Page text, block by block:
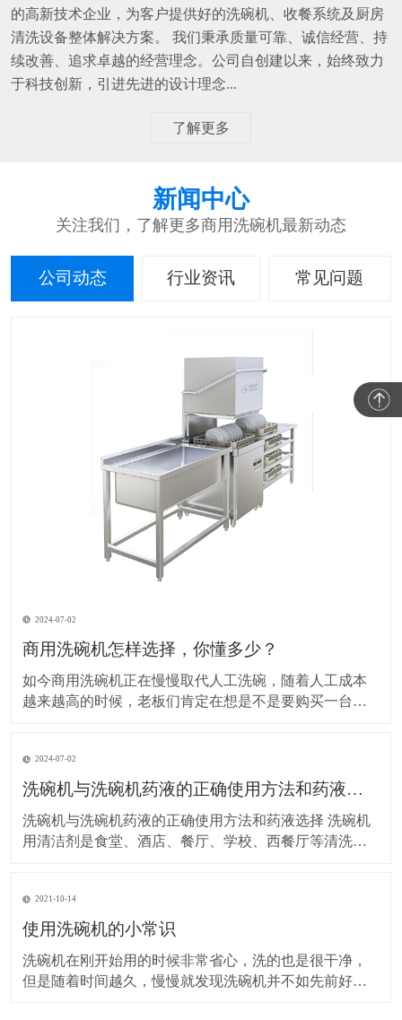
的高新技术企业，为客户提供好的洗碗机、收餐系统及厨房
清洗设备整体解决方案。 我们秉承质量可靠、诚信经营、持
续改善、追求卓越的经营理念。公司自创建以来，始终致力
于科技创新，引进先进的设计理念...
了解更多
新闻中心
关注我们，了解更多商用洗碗机最新动态
公司动态 行业资讯 常见问题
2024-07-02
商用洗碗机怎样选择，你懂多少？
如今商用洗碗机正在慢慢取代人工洗碗，随着人工成本
越来越高的时候，老板们肯定在想是不是要购买一台商
而降低了成本。一台7、8万的洗碗机，可以省2-3人，这
2-3人的一年的工资省下来可以购买一台洗碗机，是不是
2024-07-02
洗碗机与洗碗机药液的正确使用方法和药液选择
洗碗机与洗碗机药液的正确使用方法和药液选择 洗碗机
用清洁剂是食堂、酒店、餐厅、学校、西餐厅等清洗餐
2021-10-14
使用洗碗机的小常识
洗碗机在刚开始用的时候非常省心，洗的也是很干净，
但是随着时间越久，慢慢就发现洗碗机并不如先前好用